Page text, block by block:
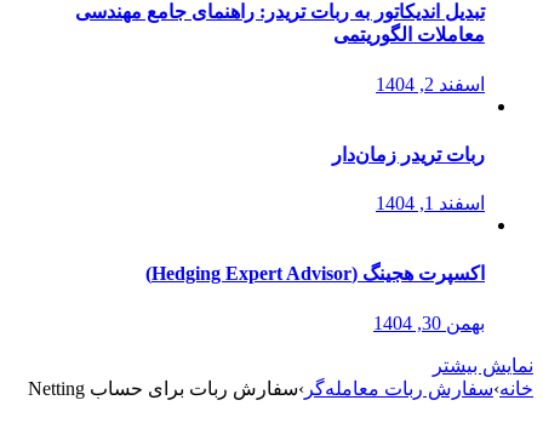
تبدیل اندیکاتور به ربات تریدر: راهنمای جامع مهندسی
معاملات الگوریتمی
اسفند 2, 1404
ربات تریدر زمان‌دار
اسفند 1, 1404
اکسپرت هجینگ (Hedging Expert Advisor)
بهمن 30, 1404
نمایش بیشتر
خانه›سفارش ربات معامله‌گر ›سفارش ربات برای حساب Netting